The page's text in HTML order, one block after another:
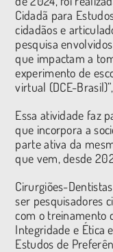
Cidadã para
cidadãos e
pesquisa
que impactam a
experimento de
virtual (DCE-
Essa atividade faz
que incorpora a
parte ativa da
que vem, desde
Cirurgiões-
ser pesquisadores
com o treinamento
Integridade e Ética
Estudos de